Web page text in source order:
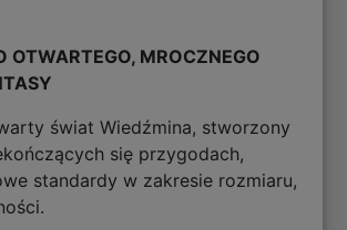
OTWARTEGO, MROCZNEGO
świat Wiedźmina, stworzony
się przygodach,
standardy w zakresie rozmiaru,